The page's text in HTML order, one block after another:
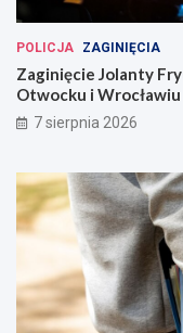
w
L
w
ó
u
Ś
l
ą
k
i
m
POLICJA ZAGINIĘCIA
Zaginięcie Jolanty
Otwocku i Wrocławiu
7 sierpnia 2026